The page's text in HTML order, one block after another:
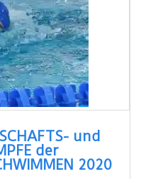
und
der
2020